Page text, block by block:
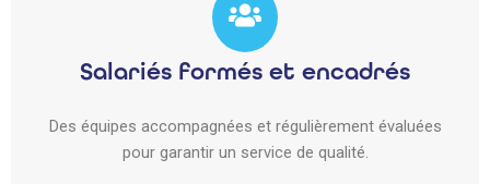
Salariés formés et encadrés
Des équipes accompagnées et régulièrement évaluées
pour garantir un service de qualité.